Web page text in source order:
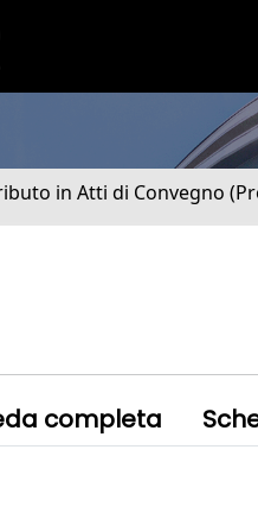
in Atti di Convegno
completa